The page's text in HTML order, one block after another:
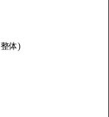
体)